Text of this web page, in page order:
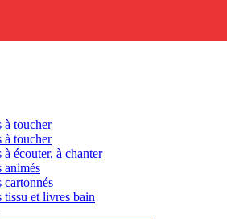
à toucher
à toucher
écouter, à chanter
animés
cartonnés
tissu et livres bain